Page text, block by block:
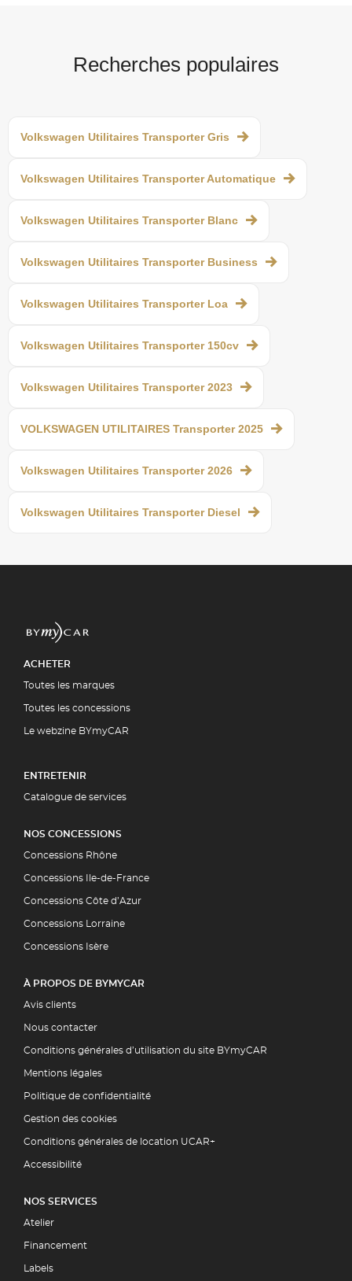
Recherches populaires
Volkswagen Utilitaires Transporter Gris
Volkswagen Utilitaires Transporter Automatique
Volkswagen Utilitaires Transporter Blanc
Volkswagen Utilitaires Transporter Business
Volkswagen Utilitaires Transporter Loa
Volkswagen Utilitaires Transporter 150cv
Volkswagen Utilitaires Transporter 2023
VOLKSWAGEN UTILITAIRES Transporter 2025
Volkswagen Utilitaires Transporter 2026
Volkswagen Utilitaires Transporter Diesel
ACHETER
Toutes les marques
Toutes les concessions
Le webzine BYmyCAR
ENTRETENIR
Catalogue de services
NOS CONCESSIONS
Concessions Rhône
Concessions Ile-de-France
Concessions Côte d’Azur
Concessions Lorraine
Concessions Isère
À PROPOS DE BYMYCAR
Avis clients
Nous contacter
Conditions générales d’utilisation du site BYmyCAR
Mentions légales
Politique de confidentialité
Gestion des cookies
Conditions générales de location UCAR+
Accessibilité
NOS SERVICES
Atelier
Financement
Labels